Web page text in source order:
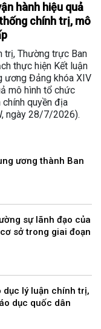
hành hiệu quả
chính trị, mô
trị, Thường trực Ban
thực hiện Kết luận
ương Đảng khóa XIV
mô hình tổ chức
quyền địa
ngày 28/7/2026).
ương thành Ban
sự lãnh đạo của
sở trong giai đoạn
dục lý luận chính trị,
dục quốc dân